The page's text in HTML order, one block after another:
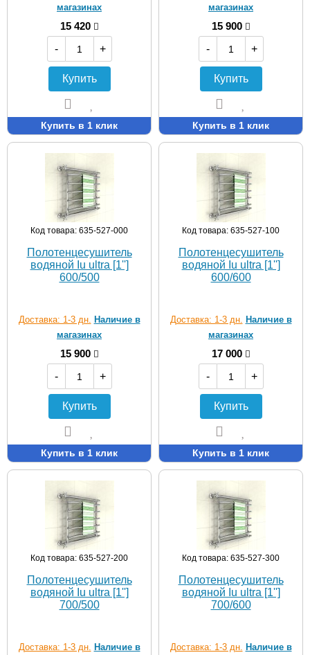
магазинах
15 420
-
+
Купить
Купить в 1 клик
магазинах
15 900
-
+
Купить
Купить в 1 клик
Код товара: 635-527-000
Полотенцесушитель
водяной Iu ultra [1'']
600/500
Доставка: 1-3 дн. Наличие в
магазинах
15 900
-
+
Купить
Купить в 1 клик
Код товара: 635-527-100
Полотенцесушитель
водяной Iu ultra [1'']
600/600
Доставка: 1-3 дн. Наличие в
магазинах
17 000
-
+
Купить
Купить в 1 клик
Код товара: 635-527-200
Полотенцесушитель
водяной Iu ultra [1'']
700/500
Доставка: 1-3 дн. Наличие в
Код товара: 635-527-300
Полотенцесушитель
водяной Iu ultra [1'']
700/600
Доставка: 1-3 дн. Наличие в